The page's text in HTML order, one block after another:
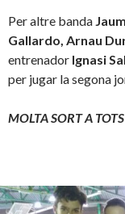
Per altre banda
Gallardo, Arnau
entrenador Ignasi
per jugar la segona
MOLTA SORT A